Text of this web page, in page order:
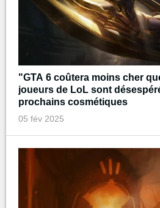
"GTA 6 coûtera moins cher
joueurs de LoL sont
prochains cosmétiques
05 fév 2025